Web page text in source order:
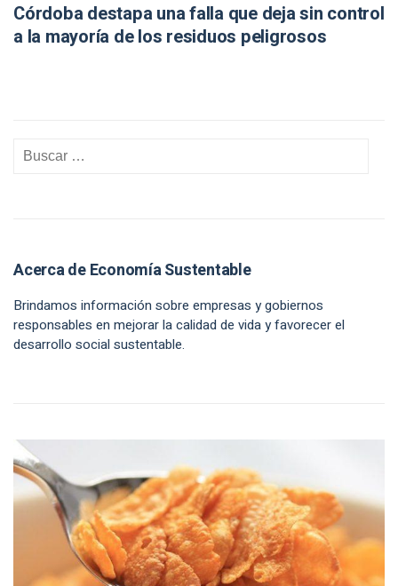
Córdoba destapa una falla que deja sin control
a la mayoría de los residuos peligrosos
Acerca de Economía Sustentable
Brindamos información sobre empresas y gobiernos
responsables en mejorar la calidad de vida y favorecer el
desarrollo social sustentable.